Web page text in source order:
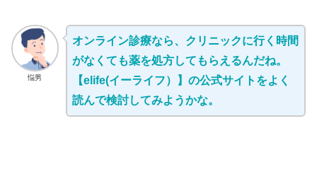
悩男
オンライン診療なら、クリニックに行く時間
がなくても薬を処方してもらえるんだね。
【elife(イーライフ）】の公式サイトをよく
読んで検討してみようかな。